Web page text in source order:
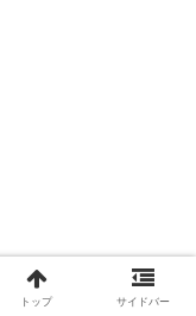
トップ サイドバー